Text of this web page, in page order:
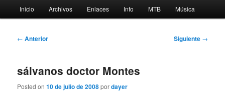
principal
Inicio Archivos Enlaces Info MTB Música
Navegación
← Anterior Siguiente →
sálvanos doctor Montes
Posted on10 de julio de 2008pordayer